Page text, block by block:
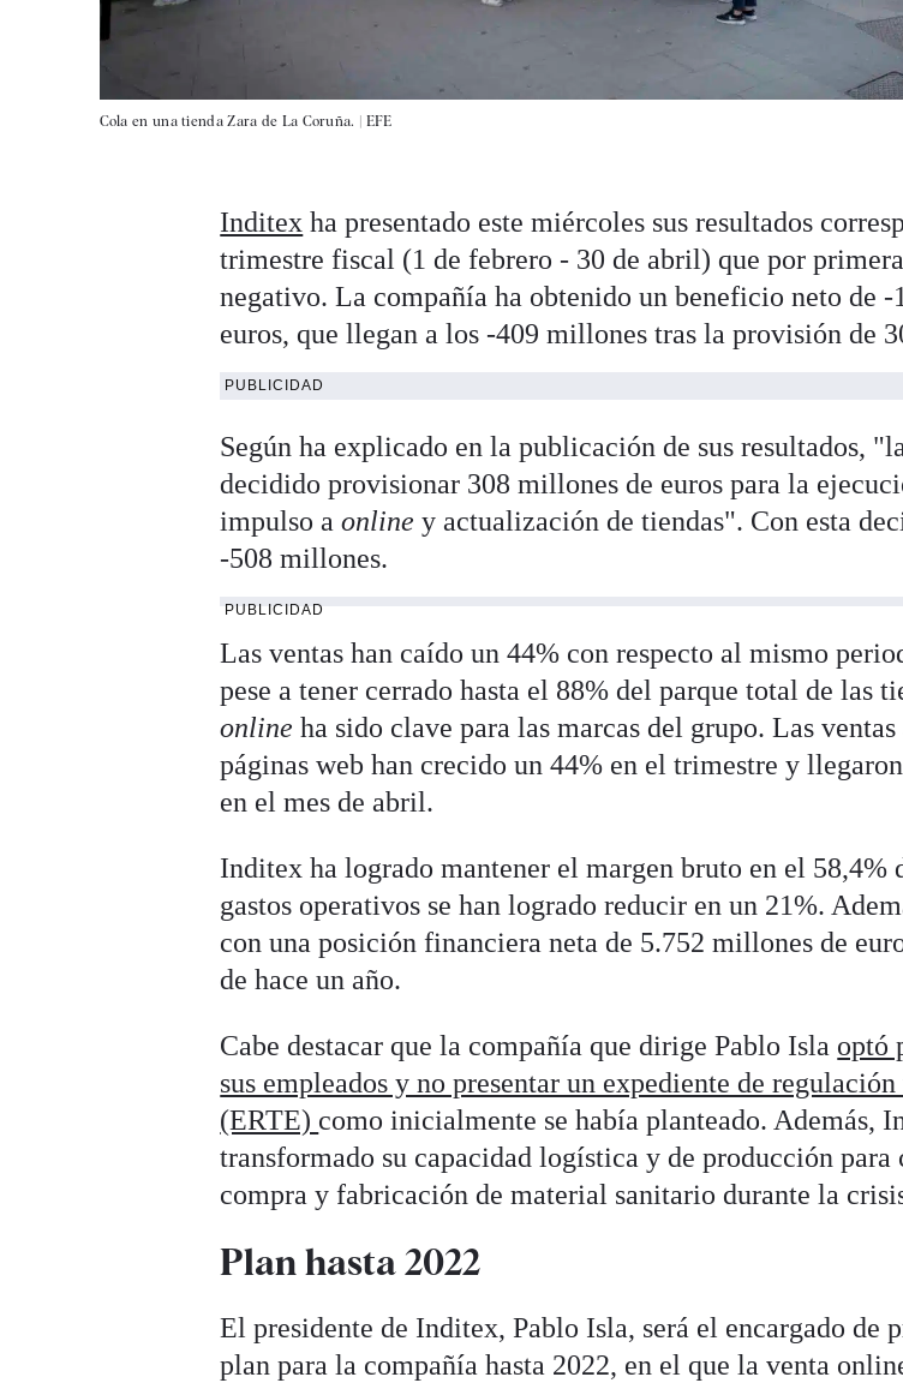
Cola en una tienda Zara de La Coruña. | EFE
Inditex ha presentado este miércoles sus resultados
trimestre fiscal (1 de febrero - 30 de abril) que por
negativo. La compañía ha obtenido un beneficio neto de -
euros, que llegan a los -409 millones tras la provisión de
PUBLICIDAD
Según ha explicado en la publicación de sus resultados,
decidido provisionar 308 millones de euros para la
impulso aonliney actualización de tiendas". Con esta
-508 millones.
PUBLICIDAD
Las ventas han caído un 44% con respecto al mismo
pese a tener cerrado hasta el 88% del parque total de las
online ha sido clave para las marcas del grupo. Las ventas
páginas web han crecido un 44% en el trimestre y
en el mes de abril.
Inditex ha logrado mantener el margen bruto en el 58,4%
gastos operativos se han logrado reducir en un 21%.
con una posición financiera neta de 5.752 millones de
de hace un año.
Cabe destacar que la compañía que dirige Pablo Isla optó
sus empleados y no presentar un expediente de
(ERTE) como inicialmente se había planteado. Además,
transformado su capacidad logística y de producción
compra y fabricación de material sanitario durante la
Plan hasta 2022
El presidente de Inditex, Pablo Isla, será el encargado de
plan para la compañía hasta 2022, en el que la venta